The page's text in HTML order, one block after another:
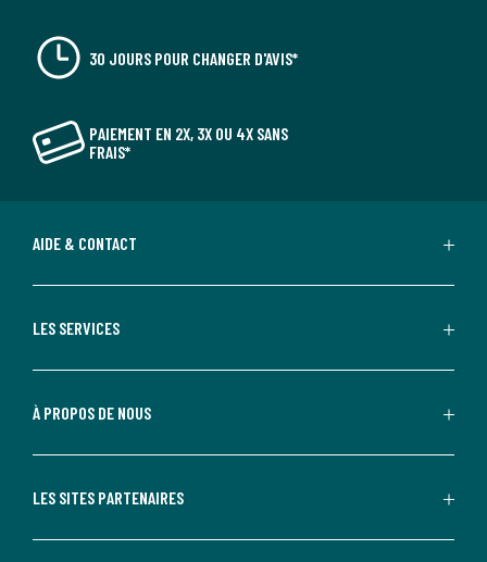
30 JOURS POUR CHANGER D'AVIS*
PAIEMENT EN 2X, 3X OU 4X SANS
FRAIS*
AIDE & CONTACT
LES SERVICES
À PROPOS DE NOUS
LES SITES PARTENAIRES